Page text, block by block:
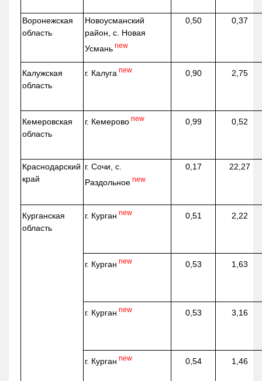
Воронежская
область
Новоусманский
район, с. Новая
Усмань new
0,50 0,37
Калужская
область
г. Калуга new 0,90 2,75
Кемеровская
область
г. Кемерово new 0,99 0,52
Краснодарский
край
г. Сочи, с.
Раздольное new
0,17 22,27
Курганская
область
г. Курган new 0,51 2,22
г. Курган new 0,53 1,63
г. Курган new 0,53 3,16
г. Курган new 0,54 1,46